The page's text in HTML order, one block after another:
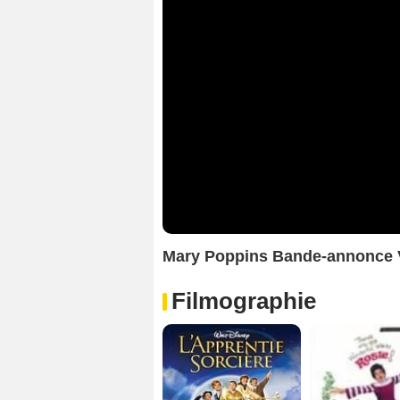
Mary Poppins Bande-annonce
Filmographie